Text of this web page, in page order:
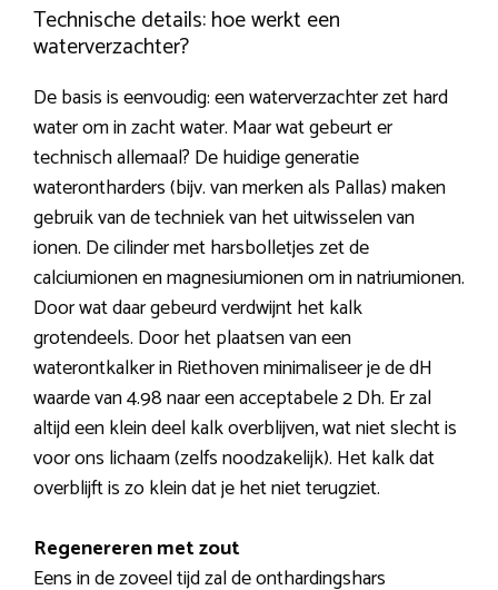
Technische details: hoe werkt een
waterverzachter?
De basis is eenvoudig: een waterverzachter zet hard
water om in zacht water. Maar wat gebeurt er
technisch allemaal? De huidige generatie
waterontharders (bijv. van merken als Pallas) maken
gebruik van de techniek van het uitwisselen van
ionen. De cilinder met harsbolletjes zet de
calciumionen en magnesiumionen om in natriumionen.
Door wat daar gebeurd verdwijnt het kalk
grotendeels. Door het plaatsen van een
waterontkalker in Riethoven minimaliseer je de dH
waarde van 4.98 naar een acceptabele 2 Dh. Er zal
altijd een klein deel kalk overblijven, wat niet slecht is
voor ons lichaam (zelfs noodzakelijk). Het kalk dat
overblijft is zo klein dat je het niet terugziet.
Regenereren met zout
Eens in de zoveel tijd zal de onthardingshars